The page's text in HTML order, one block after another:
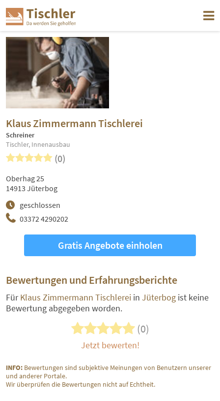
Klaus Zimmermann Tischlerei
Schreiner
Tischler, Innenausbau
(0)
03372 4290202
geschlossen
Oberhag 25
14913 Jüterbog
Gratis Angebote einholen
Bewertungen und Erfahrungsberichte
FürKlaus Zimmermann Tischlerei in Jüterbog ist keine
Bewertung abgegeben worden.
(0)
Jetzt bewerten!
INFO: Bewertungen sind subjektive Meinungen von Benutzern unserer
und anderer Portale.
Wir überprüfen die Bewertungen nicht auf Echtheit.